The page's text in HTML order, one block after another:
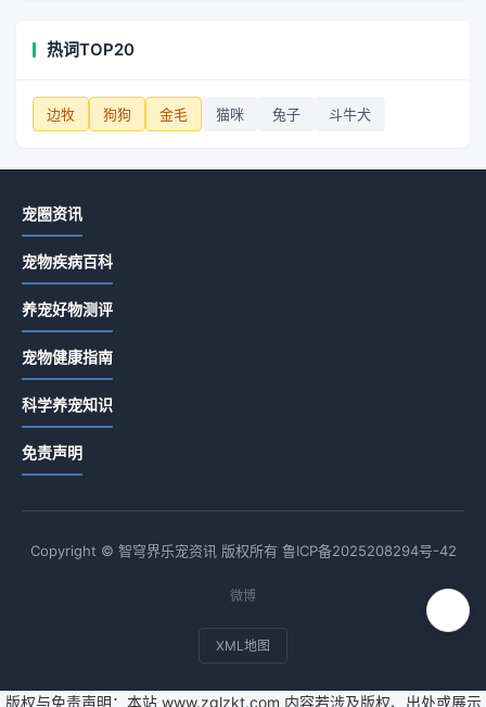
热词TOP20
边牧 狗狗 金毛 猫咪 兔子 斗牛犬
宠圈资讯
宠物疾病百科
养宠好物测评
宠物健康指南
科学养宠知识
免责声明
Copyright © 智穹界乐宠资讯 版权所有 鲁ICP备2025208294号-42
微博
XML地图
版权与免责声明：本站 www.zglzkt.com 内容若涉及版权、出处或展示